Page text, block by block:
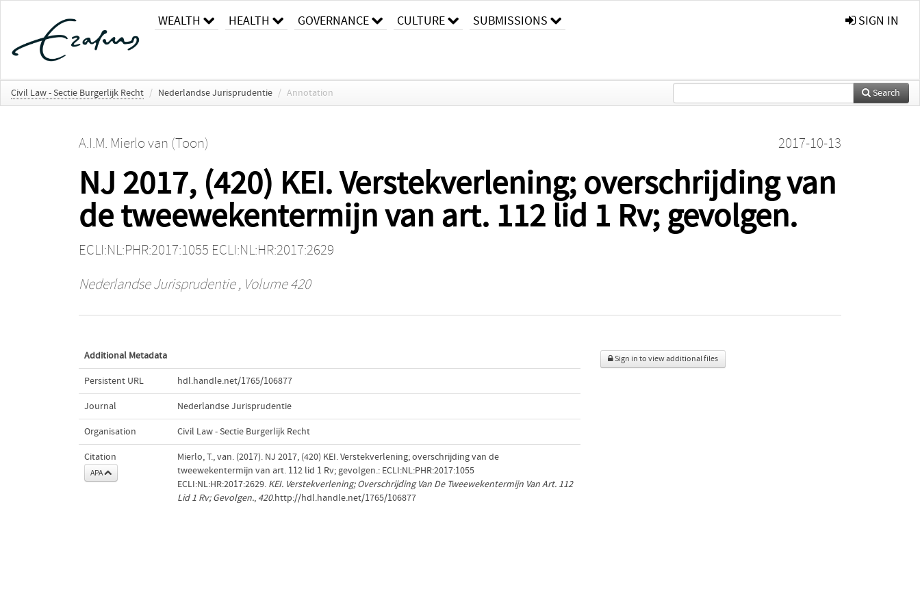
WEALTH HEALTH GOVERNANCE CULTURE SUBMISSIONS SIGN IN
Civil Law - Sectie Burgerlijk Recht / Nederlandse Jurisprudentie / Annotation Search
A.I.M. Mierlo van (Toon) 2017-10-13
NJ 2017, (420) KEI. Verstekverlening; overschrijding van
de tweewekentermijn van art. 112 lid 1 Rv; gevolgen.
ECLI:NL:PHR:2017:1055 ECLI:NL:HR:2017:2629
Nederlandse Jurisprudentie, Volume 420
Additional Metadata
Persistent URL hdl.handle.net/1765/106877
Journal Nederlandse Jurisprudentie
Organisation Civil Law - Sectie Burgerlijk Recht
Citation
APA
Mierlo, T., van. (2017). NJ 2017, (420) KEI. Verstekverlening; overschrijding van de
tweewekentermijn van art. 112 lid 1 Rv; gevolgen.: ECLI:NL:PHR:2017:1055
ECLI:NL:HR:2017:2629. KEI. Verstekverlening; Overschrijding Van De Tweewekentermijn Van Art. 112
Lid 1 Rv; Gevolgen., 420.http://hdl.handle.net/1765/106877
Sign in to view additional files